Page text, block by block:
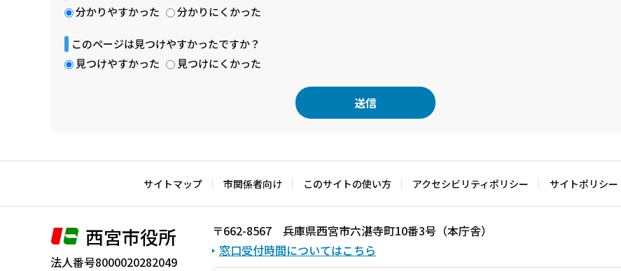
分かりやすかった
分かりにくかった
このページは見つけやすかったですか？
見つけやすかった
見つけにくかった
文
で
サイトマップ 市関係者向け このサイトの使い方 アクセシビリティポリシー サイトポリシー
西宮市役所
法人番号8000020282049
〒662-8567 兵庫県西宮市六湛寺町10番3号（本庁舎）
窓口受付時間についてはこちら